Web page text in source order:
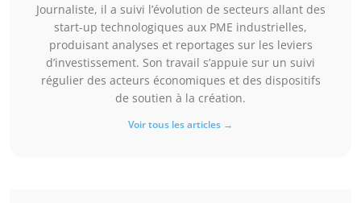
Journaliste, il a suivi l’évolution de secteurs allant des
start-up technologiques aux PME industrielles,
produisant analyses et reportages sur les leviers
d’investissement. Son travail s’appuie sur un suivi
régulier des acteurs économiques et des dispositifs
de soutien à la création.
Voir tous les articles →